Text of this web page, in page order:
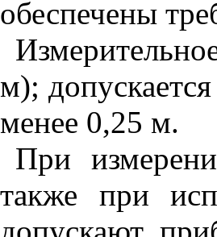
обеспечены
м);
менее 0,25 м.
При
также при